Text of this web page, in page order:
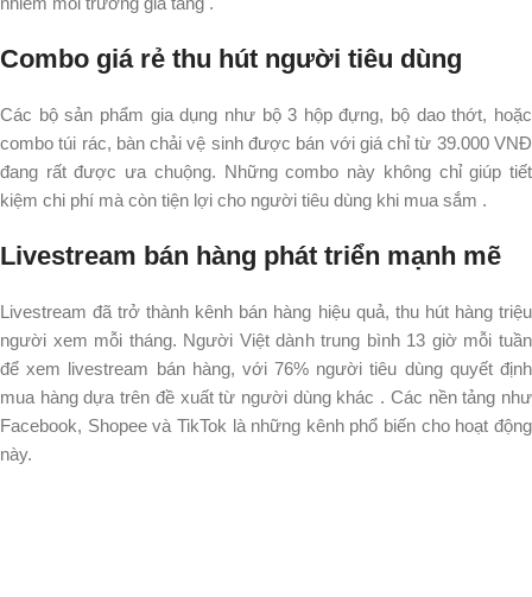
Combo giá rẻ thu hút người tiêu dùng
Các bộ sản phẩm gia dụng như bộ 3 hộp đựng, bộ dao thớt, hoặc
combo túi rác, bàn chải vệ sinh được bán với giá chỉ từ 39.000 VNĐ
đang rất được ưa chuộng. Những combo này không chỉ giúp tiết
kiệm chi phí mà còn tiện lợi cho người tiêu dùng khi mua sắm .​
Livestream bán hàng phát triển mạnh mẽ
Livestream đã trở thành kênh bán hàng hiệu quả, thu hút hàng triệu
người xem mỗi tháng. Người Việt dành trung bình 13 giờ mỗi tuần
để xem livestream bán hàng, với 76% người tiêu dùng quyết định
mua hàng dựa trên đề xuất từ người dùng khác . Các nền tảng như
Facebook, Shopee và TikTok là những kênh phổ biến cho hoạt động
này.